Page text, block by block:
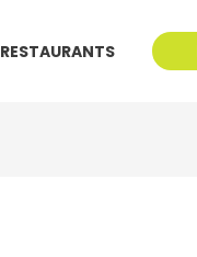
RESTAURANTS